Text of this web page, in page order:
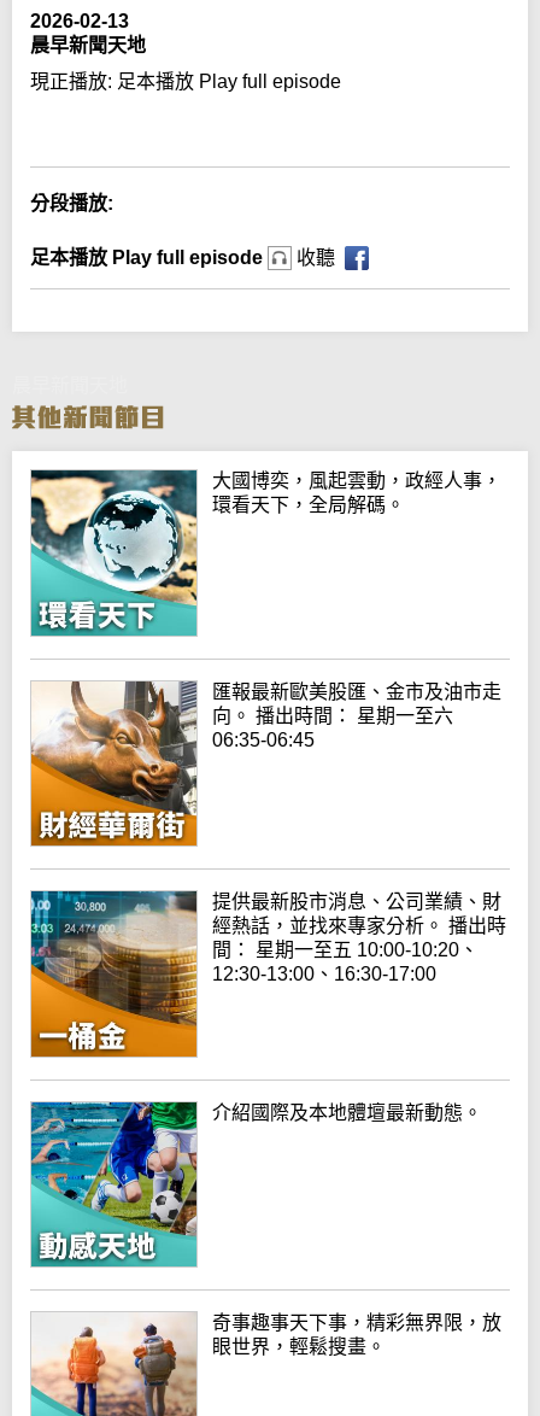
2026-02-13
晨早新聞天地
現正播放: 足本播放 Play full episode
分段播放:
足本播放 Play full episode 收聽
大國博奕，風起雲動，政經人事，
環看天下，全局解碼。
匯報最新歐美股匯、金市及油市走
向。 播出時間： 星期一至六
06:35-06:45
提供最新股市消息、公司業績、財
經熱話，並找來專家分析。 播出時
間： 星期一至五 10:00-10:20、
12:30-13:00、16:30-17:00
介紹國際及本地體壇最新動態。
奇事趣事天下事，精彩無界限，放
眼世界，輕鬆搜畫。